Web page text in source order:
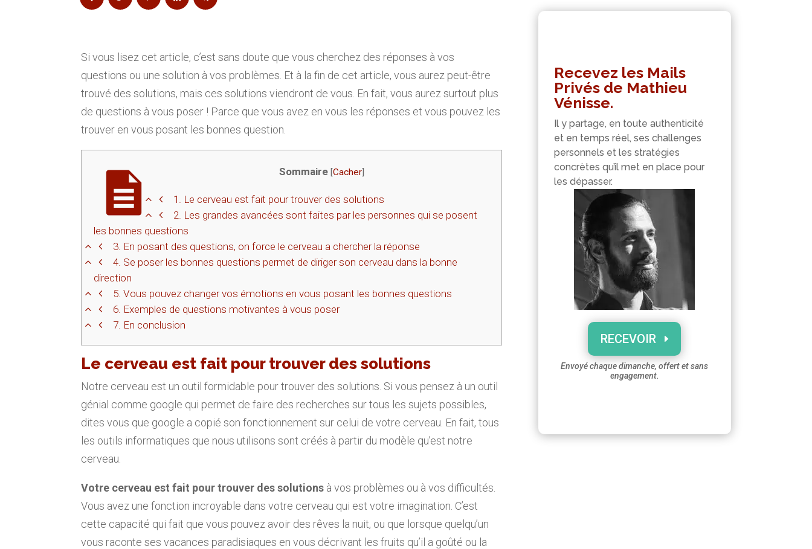
Si vous lisez cet article, c’est sans doute que vous cherchez des réponses à vos
questions ou une solution à vos problèmes. Et à la fin de cet article, vous aurez peut-être
trouvé des solutions, mais ces solutions viendront de vous. En fait, vous aurez surtout plus
de questions à vous poser ! Parce que vous avez en vous les réponses et vous pouvez les
trouver en vous posant les bonnes question.
Sommaire [Cacher]
1.
Le cerveau est fait pour trouver des solutions
2. Les grandes avancées sont faites par les personnes qui se posent
les bonnes questions
3. En posant des questions, on force le cerveau a chercher la réponse
4. Se poser les bonnes questions permet de diriger son cerveau dans la bonne
direction
5. Vous pouvez changer vos émotions en vous posant les bonnes questions
6. Exemples de questions motivantes à vous poser
7. En conclusion
Le cerveau est fait pour trouver des solutions
Notre cerveau est un outil formidable pour trouver des solutions. Si vous pensez à un outil
génial comme google qui permet de faire des recherches sur tous les sujets possibles,
dites vous que google a copié son fonctionnement sur celui de votre cerveau. En fait, tous
les outils informatiques que nous utilisons sont créés à partir du modèle qu’est notre
cerveau.
Votre cerveau est fait pour trouver des solutions à vos problèmes ou à vos difficultés.
Vous avez une fonction incroyable dans votre cerveau qui est votre imagination. C’est
cette capacité qui fait que vous pouvez avoir des rêves la nuit, ou que lorsque quelqu’un
vous raconte ses vacances paradisiaques en vous décrivant les fruits qu’il a goûté ou la
Recevez les Mails
Privés de Mathieu
Vénisse.
Il y partage, en toute authenticité
et en temps réel, ses challenges
personnels et les stratégies
concrètes qu’il met en place pour
les dépasser.
RECEVOIR
Envoyé chaque dimanche, offert et sans
engagement.